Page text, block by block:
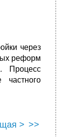
через
реформ
Процесс
частного
> >>